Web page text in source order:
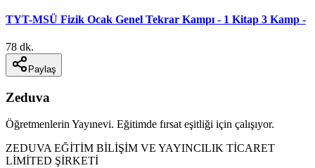
TYT-MSÜ Fizik Ocak Genel Tekrar Kampı - 1 Kitap 3 Kamp -
78 dk.
Paylaş
Zeduva
Öğretmenlerin Yayınevi. Eğitimde fırsat eşitliği için çalışıyor.
ZEDUVA EĞİTİM BİLİŞİM VE YAYINCILIK TİCARET
LİMİTED ŞİRKETİ